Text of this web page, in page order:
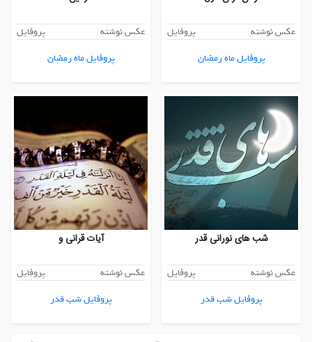
عکس نوشته
پروفایل
پروفایل ماه رمضان
عکس نوشته
پروفایل
پروفایل ماه رمضان
شب های نورانی قدر
عکس نوشته
پروفایل
پروفایل شب قدر
آیات قرانی و
عکس نوشته
پروفایل
پروفایل شب قدر